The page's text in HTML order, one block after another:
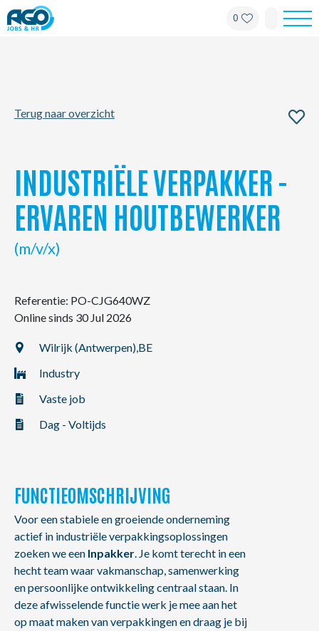
0
Kantoren
My AGO
NL FR EN
Terug naar overzicht
INDUSTRIËLE VERPAKKER -
ERVAREN HOUTBEWERKER
(m/v/x)
Referentie: PO-CJG640WZ
Online sinds 30 Jul 2026
Wilrijk (Antwerpen),BE
Industry
Vaste job
Dag - Voltijds
FUNCTIEOMSCHRIJVING
Voor een stabiele en groeiende onderneming
actief in industriële verpakkingsoplossingen
zoeken we een Inpakker. Je komt terecht in een
hecht team waar vakmanschap, samenwerking
en persoonlijke ontwikkeling centraal staan. In
deze afwisselende functie werk je mee aan het
op maat maken van verpakkingen en draag je bij